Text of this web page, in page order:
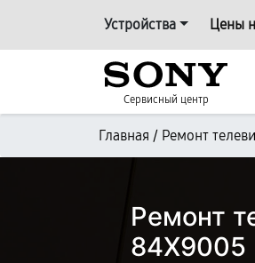
Устройства Цены
Сервисный центр
Главная / Ремонт
Ремонт
84X9005